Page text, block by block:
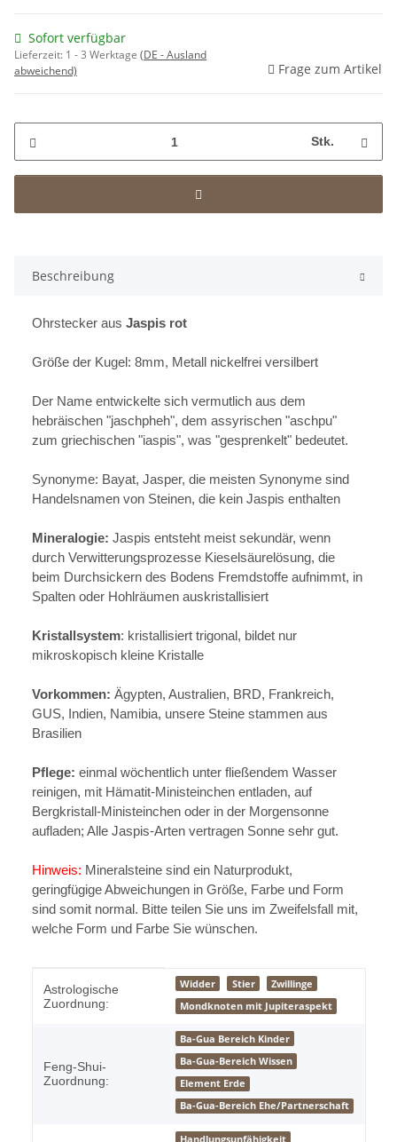
Sofort verfügbar
Lieferzeit: 1 - 3 Werktage (DE - Ausland
abweichend)
Frage zum Artikel
Stk.
Beschreibung
Ohrstecker aus Jaspis rot
Größe der Kugel: 8mm, Metall nickelfrei versilbert
Der Name entwickelte sich vermutlich aus dem
hebräischen "jaschpheh", dem assyrischen "aschpu"
zum griechischen "iaspis", was "gesprenkelt" bedeutet.
Synonyme: Bayat, Jasper, die meisten Synonyme sind
Handelsnamen von Steinen, die kein Jaspis enthalten
Mineralogie: Jaspis entsteht meist sekundär, wenn
durch Verwitterungsprozesse Kieselsäurelösung, die
beim Durchsickern des Bodens Fremdstoffe aufnimmt, in
Spalten oder Hohlräumen auskristallisiert
Kristallsystem: kristallisiert trigonal, bildet nur
mikroskopisch kleine Kristalle
Vorkommen: Ägypten, Australien, BRD, Frankreich,
GUS, Indien, Namibia, unsere Steine stammen aus
Brasilien
Pflege: einmal wöchentlich unter fließendem Wasser
reinigen, mit Hämatit-Ministeinchen entladen, auf
Bergkristall-Ministeinchen oder in der Morgensonne
aufladen; Alle Jaspis-Arten vertragen Sonne sehr gut.
Hinweis: Mineralsteine sind ein Naturprodukt,
geringfügige Abweichungen in Größe, Farbe und Form
sind somit normal. Bitte teilen Sie uns im Zweifelsfall mit,
welche Form und Farbe Sie wünschen.
Produkteigenschaft
Wert
Astrologische
Zuordnung:
Widder Stier
Zwillinge
Mondknoten mit Jupiteraspekt
Feng-Shui-
Zuordnung:
Ba-Gua Bereich Kinder
Ba-Gua-Bereich Wissen
Element Erde
Ba-Gua-Bereich Ehe/Partnerschaft
Handlungsunfähigkeit